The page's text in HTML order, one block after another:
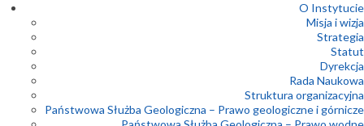
O Instytucie
Misja i wizja
Strategia
Statut
Dyrekcja
Rada Naukowa
Struktura organizacyjna
Państwowa Służba Geologiczna – Prawo geologiczne i górnicze